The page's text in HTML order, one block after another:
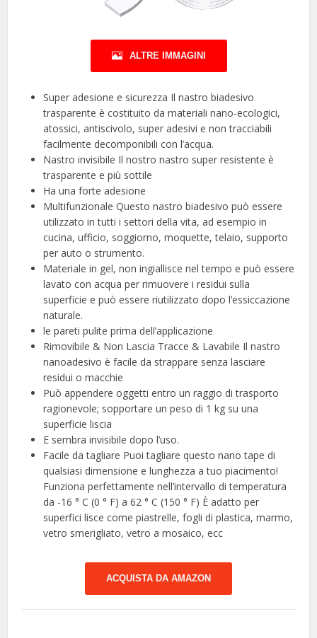
ALTRE IMMAGINI
Super adesione e sicurezza Il nastro biadesivo
trasparente è costituito da materiali nano-ecologici,
atossici, antiscivolo, super adesivi e non tracciabili
facilmente decomponibili con l’acqua.
Nastro invisibile Il nostro nastro super resistente è
trasparente e più sottile
Ha una forte adesione
Multifunzionale Questo nastro biadesivo può essere
utilizzato in tutti i settori della vita, ad esempio in
cucina, ufficio, soggiorno, moquette, telaio, supporto
per auto o strumento.
Materiale in gel, non ingiallisce nel tempo e può essere
lavato con acqua per rimuovere i residui sulla
superficie e può essere riutilizzato dopo l’essiccazione
naturale.
le pareti pulite prima dell’applicazione
Rimovibile & Non Lascia Tracce & Lavabile Il nastro
nanoadesivo è facile da strappare senza lasciare
residui o macchie
Può appendere oggetti entro un raggio di trasporto
ragionevole; sopportare un peso di 1 kg su una
superficie liscia
E sembra invisibile dopo l’uso.
Facile da tagliare Puoi tagliare questo nano tape di
qualsiasi dimensione e lunghezza a tuo piacimento!
Funziona perfettamente nell’intervallo di temperatura
da -16 ° C (0 ° F) a 62 ° C (150 ° F) È adatto per
superfici lisce come piastrelle, fogli di plastica, marmo,
vetro smerigliato, vetro a mosaico, ecc
ACQUISTA DA AMAZON